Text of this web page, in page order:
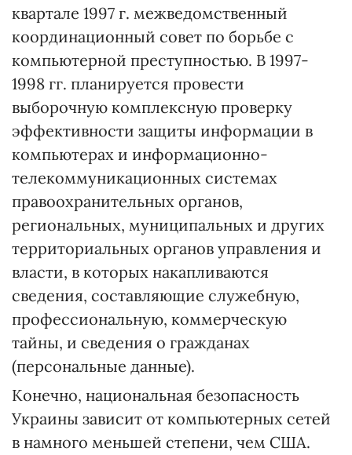
квартале 1997 г. межведомственный
координационный совет по борьбе с
компьютерной преступностью. В 1997-
1998 гг. планируется провести
выборочную комплексную проверку
эффективности защиты информации в
компьютерах и информационно-
телекоммуникационных системах
правоохранительных органов,
региональных, муниципальных и других
территориальных органов управления и
власти, в которых накапливаются
сведения, составляющие служебную,
профессиональную, коммерческую
тайны, и сведения о гражданах
(персональные данные).
Конечно, национальная безопасность
Украины зависит от компьютерных сетей
в намного меньшей степени, чем США.